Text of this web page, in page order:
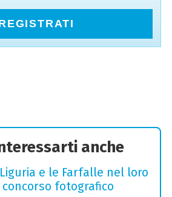
anche
e le Farfalle nel loro
fotografico